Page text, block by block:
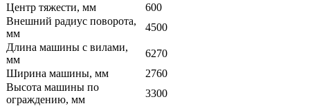
Центр тяжести, мм
600
Внешний радиус поворота,
мм
4500
Длина машины с вилами,
мм
6270
Ширина машины, мм
2760
Высота машины по
ограждению, мм
3300